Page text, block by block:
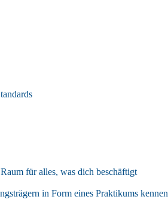
für alles, was dich beschäftigt
in Form eines Praktikums kennen